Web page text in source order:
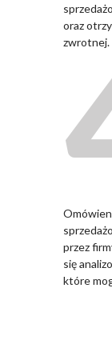
oraz
zwrotnej.
przez
się
które